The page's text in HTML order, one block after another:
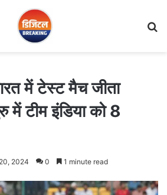
में टेस्ट मैच जीता
टीम इंडिया को 8
2024 0 1 minute read